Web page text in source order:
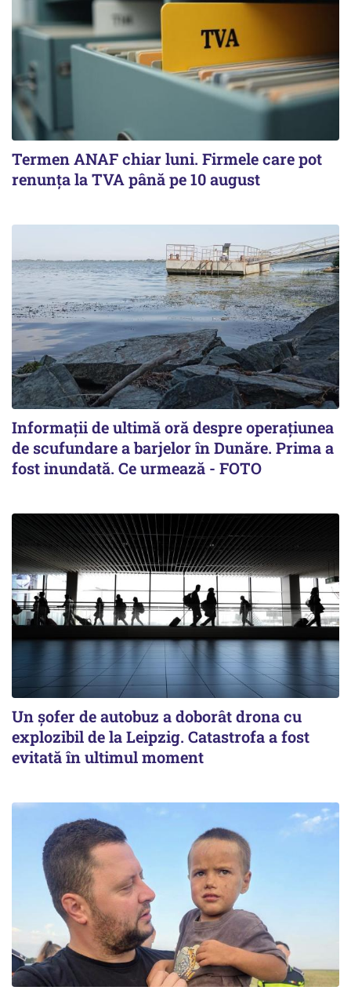
Termen ANAF chiar luni. Firmele care pot
renunța la TVA până pe 10 august
Informații de ultimă oră despre operațiunea
de scufundare a barjelor în Dunăre. Prima a
fost inundată. Ce urmează - FOTO
Un șofer de autobuz a doborât drona cu
explozibil de la Leipzig. Catastrofa a fost
evitată în ultimul moment